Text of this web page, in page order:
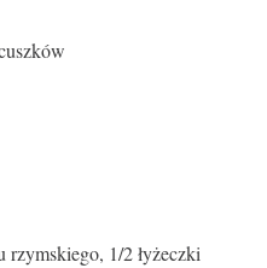
1/2 łyżeczki